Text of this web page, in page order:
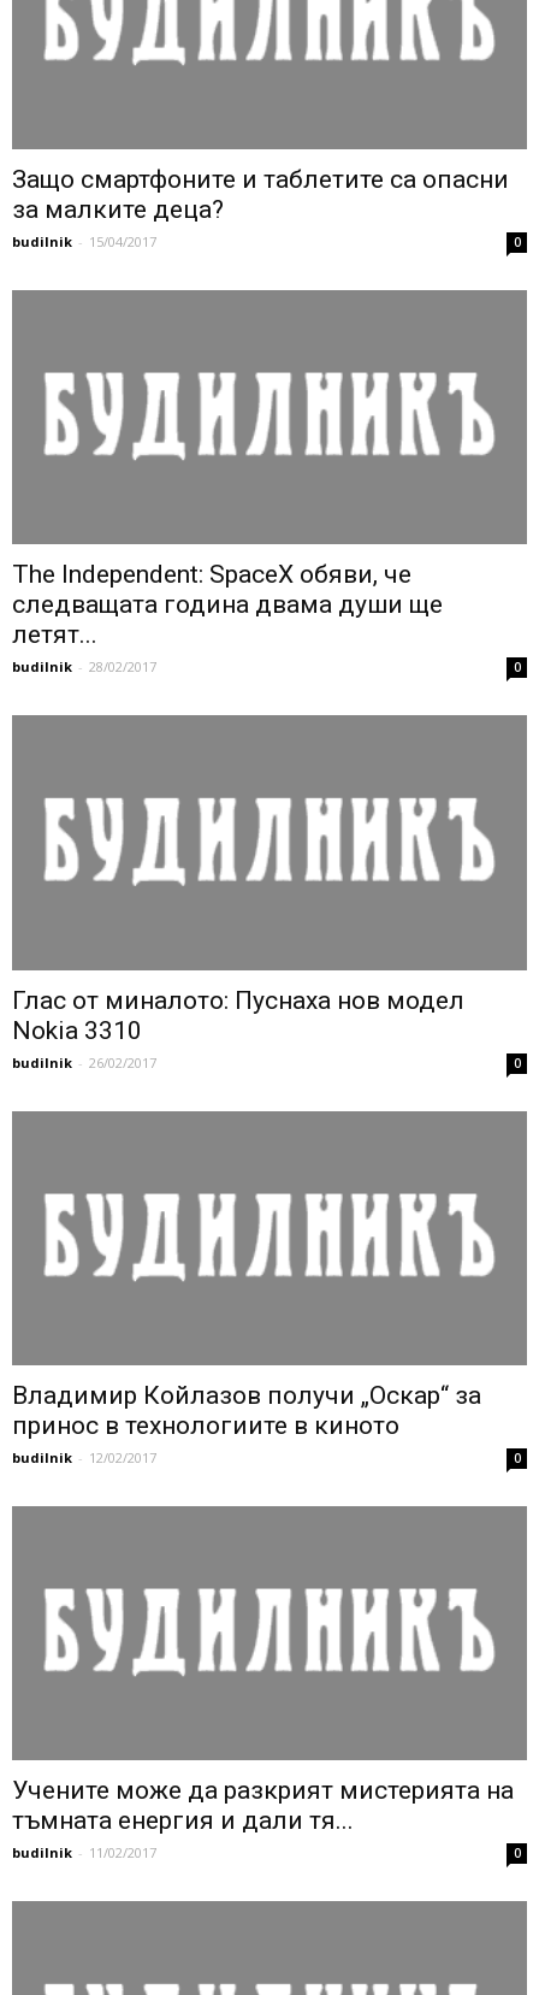
Защо смартфоните и таблетите са опасни
за малките деца?
budilnik - 15/04/2017 0
The Independent: SpaceX обяви, че
следващата година двама души ще
летят...
budilnik - 28/02/2017 0
Глас от миналото: Пуснаха нов модел
Nokia 3310
budilnik - 26/02/2017 0
Владимир Койлазов получи „Оскар“ за
принос в технологиите в киното
budilnik - 12/02/2017 0
Учените може да разкрият мистерията на
тъмната енергия и дали тя...
budilnik - 11/02/2017 0